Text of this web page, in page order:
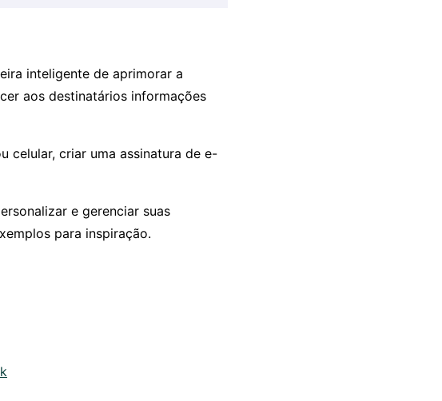
inteligente de aprimorar a
aos destinatários informações
celular, criar uma assinatura de e-
e gerenciar suas
para inspiração.